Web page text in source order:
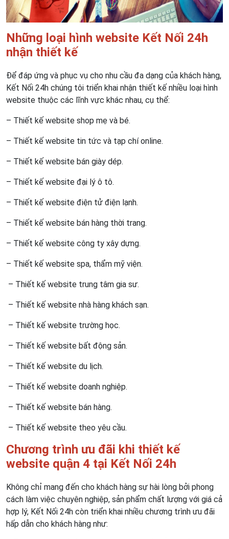
Những loại hình website Kết Nối 24h
nhận thiết kế
Để đáp ứng và phục vụ cho nhu cầu đa dạng của khách hàng,
Kết Nối 24h chúng tôi triển khai nhận thiết kế nhiều loại hình
website thuộc các lĩnh vực khác nhau, cụ thể:
– Thiết kế website shop mẹ và bé.
– Thiết kế website tin tức và tạp chí online.
– Thiết kế website bán giày dép.
– Thiết kế website đại lý ô tô.
– Thiết kế website điện tử điện lạnh.
– Thiết kế website bán hàng thời trang.
– Thiết kế website công ty xây dựng.
– Thiết kế website spa, thẩm mỹ viện.
– Thiết kế website trung tâm gia sư.
– Thiết kế website nhà hàng khách sạn.
– Thiết kế website trường học.
– Thiết kế website bất động sản.
– Thiết kế website du lịch.
– Thiết kế website doanh nghiệp.
– Thiết kế website bán hàng.
– Thiết kế website theo yêu cầu.
Chương trình ưu đãi khi thiết kế
website quận 4 tại Kết Nối 24h
Không chỉ mang đến cho khách hàng sự hài lòng bởi phong
cách làm việc chuyên nghiệp, sản phẩm chất lượng với giá cả
hợp lý, Kết Nối 24h còn triển khai nhiều chương trình ưu đãi
hấp dẫn cho khách hàng như: